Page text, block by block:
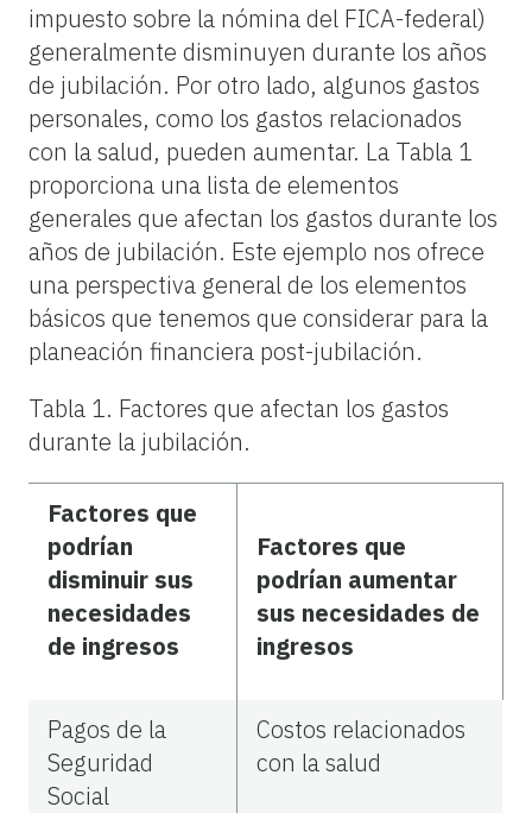
impuesto sobre la nómina del FICA-federal)
generalmente disminuyen durante los años
de jubilación. Por otro lado, algunos gastos
personales, como los gastos relacionados
con la salud, pueden aumentar. La Tabla 1
proporciona una lista de elementos
generales que afectan los gastos durante los
años de jubilación. Este ejemplo nos ofrece
una perspectiva general de los elementos
básicos que tenemos que considerar para la
planeación financiera post-jubilación.
Tabla 1. Factores que afectan los gastos
durante la jubilación.
Factores que
podrían
disminuir sus
necesidades
de ingresos
Factores que
podrían aumentar
sus necesidades de
ingresos
Pagos de la
Seguridad
Social
Costos relacionados
con la salud